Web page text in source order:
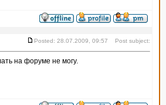
Posted: 28.07.2009, 09:57 Post subject:
на форуме не могу.